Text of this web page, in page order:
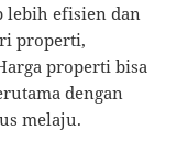
lebih efisien dan
properti,
properti bisa
dengan
melaju.